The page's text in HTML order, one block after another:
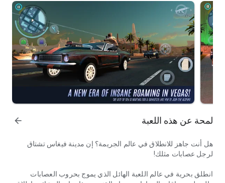
لمحة عن هذه اللعبة arrow_forward
هل أنت جاهز للانطلاق في عالم الجريمة؟ إن مدينة فيغاس تشتاق
لرجل عصابات مثلك!
انطلق بحرية في عالم اللعبة الهائل الذي يموج بحروب العصابات